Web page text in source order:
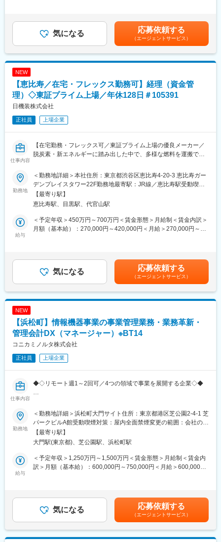
・主要顧客向け施策や成長機会においてストラテジックアカウン
トマネージャーを支援
・Design Winから量産、その後のサポートまで円滑な移行を実現
・製品、サービス、市場要求に関する顧客フィードバックを収集
ジメントに提供
・ターゲット市場およびアプリケーション領域における新たな機
会の特定を支援
変更の範囲：会社の定める業務
・社内研修資料や製品に関する販促資料、カタログの制作
・マーケティング（医療機器の市場・顧客ニーズ調査、競合調
査、学術・行政・業界動向の把握、データの収集分析）
※商品企画部門の拠点は本社(東京)のみとなります。転勤は当面想
定していません。
■研修
・配属先は40名ほどの部署で、1つの課（製品）につき数名のチ
れ体制は整っています。
・社内用の研修資料等もあるため、知識のキャッチアップ等を進
す。
■働き方
・残業は月20～25h程度を想定。年間休日123日、男性育児休業の
取得実績あり。
・商品企画部門の拠点は本社（東京）のみのため、転勤は基本的
に想定していません。
・同社が国内トップシェアを占める「人工心肺装置」は心臓の手
術等に用いられ、手術中に心臓と肺の機能を代行する製品です。
れるやりがいの大きい製品です。
変更の範囲：会社の定める業務
（一律手当を含む）＜昇給有無＞有＜残業手当＞有＜給与補足＞
上記年収は賞与、想定月間残業時間16時間分の手当を含む金額で
す。提示年収は能力・経験に応じて増減する場合があります。別
途対象者に家族手当の支給有。その他固定手当の内訳：都市手当
（5,000円／月）、住宅手当（16,000～23,000円／月）賃金はあ
ます。月給(月額)は固定手当を含めた表記です。
気になる 応募依頼する
（エージェントサービス）
NEW
【恵比寿／在宅・フレックス勤務可】経理（資金管
理）◇東証プライム上場／年休128日＃105391
日機装株式会社
正社員 上場企業
仕事内容
【在宅勤務・フレックス可／東証プライム上場の優良メーカー／
脱炭素・新エネルギーに踏み出した中で、多様な燃料を運搬でき
ズ拡大しており、将来性抜群です】
■業務概要：
経理部資金グループにて事業部・グローバル子会社含めた全社の
資金管理をご担当頂きます。
入社後すぐは預金管理業務をお任せし、ゆくゆくは経理分野で幅
ひろくご活躍いただける方を期待します。
また、業務を一通り習得したあと、グループリーダー補佐として
■業務詳細：
・海外子会社含むグループ全体の資金計画及び資金繰り
・預金管理業務（債権消込を含む入出金管理/記帳・集計業務）
・その他経理業務（海外子会社の決算担当になる場合あり）
・楽楽精算の問い合わせ、システム改修
資金繰りだけでなく、決算時期は経理部全体で決算をおこないま
るため、同規模の会社よりも幅広い経験ができスキルアップが可
能です。
が可能です。また、グローバル展開が進んでおり希望に応じてグ
ローバルに活躍可能です。
■配属組織：
・当社の資金管理グループは8名で構成されています。
（グループリーダー：1名、係長級：1名、メンバー：5名、派遣
社員：1名）
フレックス：柔軟に活用頂けます（コアタイムなし）
※在宅勤務、フレックス勤務は業務の習熟度に応じて利用可能
■当社の魅力：
勤務地
＜勤務地詳細＞本社住所：東京都渋谷区恵比寿4-20-3 恵比寿ガー
デンプレイスタワー22F勤務地最寄駅：JR線／恵比寿駅受動喫煙
対策：屋内全面禁煙変更の範囲：会社の定める事業所（リモート
ワーク含む）
【最寄り駅】
恵比寿駅、目黒駅、代官山駅
給与
＜予定年収＞450万円～700万円＜賃金形態＞月給制＜賃金内訳＞
月額（基本給）：270,000円～420,000円＜月給＞270,000円～
金はあくまでも目安の金額であり、選考を通じて上下する可能性
があります。月給(月額)は固定手当を含めた表記です。
気になる 応募依頼する
（エージェントサービス）
NEW
【浜松町】情報機器事業の事業管理業務・業務革新・
管理会計DX（マネージャー）※BT14
コニカミノルタ株式会社
正社員 上場企業
仕事内容
◆◇リモート週1～2回可／4つの領域で事業を展開する企業◇◆
情報機器事業には以下の二つの事業が含まれます。
（1）デジタルワークプレイス事業
複合機及び関連消耗品の開発・製造・販売、並びに関連サービ
ス・ソリューション、及びITサービス・ソリューションの提供
（2）プロフェッショナルプリント事業
デジタル印刷システム・関連消耗品の開発・製造・販売、各種印
刷サービス・ソリューションの提供
算・見通し）並びに予算・中期計画策定
・BU（ビジネスユニット）別損益管理並びに損益・CF・資本効
率改善に向けた施策検討・立案
勤務地
＜勤務地詳細＞浜松町大門サイト住所：東京都港区芝公園2-4-1 芝
パークビルA館受動喫煙対策：屋内全面禁煙変更の範囲：会社の定
める事業所（リモートワーク含む）
【最寄り駅】
大門駅(東京都)、芝公園駅、浜松町駅
給与
＜予定年収＞1,250万円～1,500万円＜賃金形態＞月給制＜賃金内
訳＞月額（基本給）：600,000円～750,000円＜月給＞600,000円
下する可能性があります。月給(月額)は固定手当を含めた表記で
す。
気になる 応募依頼する
（エージェントサービス）